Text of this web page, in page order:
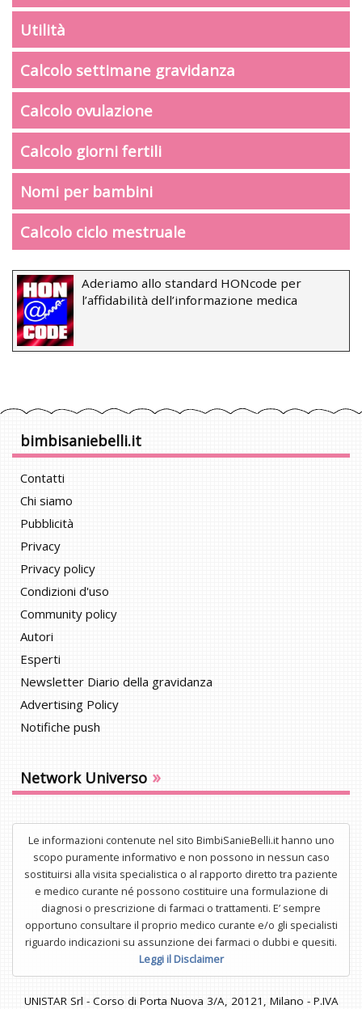
Utilità
Calcolo settimane gravidanza
Calcolo ovulazione
Calcolo giorni fertili
Nomi per bambini
Calcolo ciclo mestruale
Aderiamo allo standard HONcode per
l’affidabilità dell’informazione medica
bimbisaniebelli.it
Contatti
Chi siamo
Pubblicità
Privacy
Privacy policy
Condizioni d'uso
Community policy
Autori
Esperti
Newsletter Diario della gravidanza
Advertising Policy
Notifiche push
Network Universo »
Le informazioni contenute nel sito BimbiSanieBelli.it hanno uno
scopo puramente informativo e non possono in nessun caso
sostituirsi alla visita specialistica o al rapporto diretto tra paziente
e medico curante né possono costituire una formulazione di
diagnosi o prescrizione di farmaci o trattamenti. E’ sempre
opportuno consultare il proprio medico curante e/o gli specialisti
riguardo indicazioni su assunzione dei farmaci o dubbi e quesiti.
Leggi il Disclaimer
UNISTAR Srl - Corso di Porta Nuova 3/A, 20121, Milano - P.IVA